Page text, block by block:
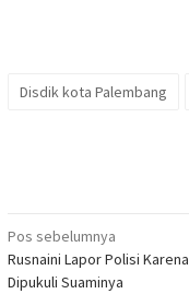
Disdik kota Palembang
Navigasi
pos
Pos sebelumnya
Rusnaini Lapor Polisi Karena
Dipukuli Suaminya